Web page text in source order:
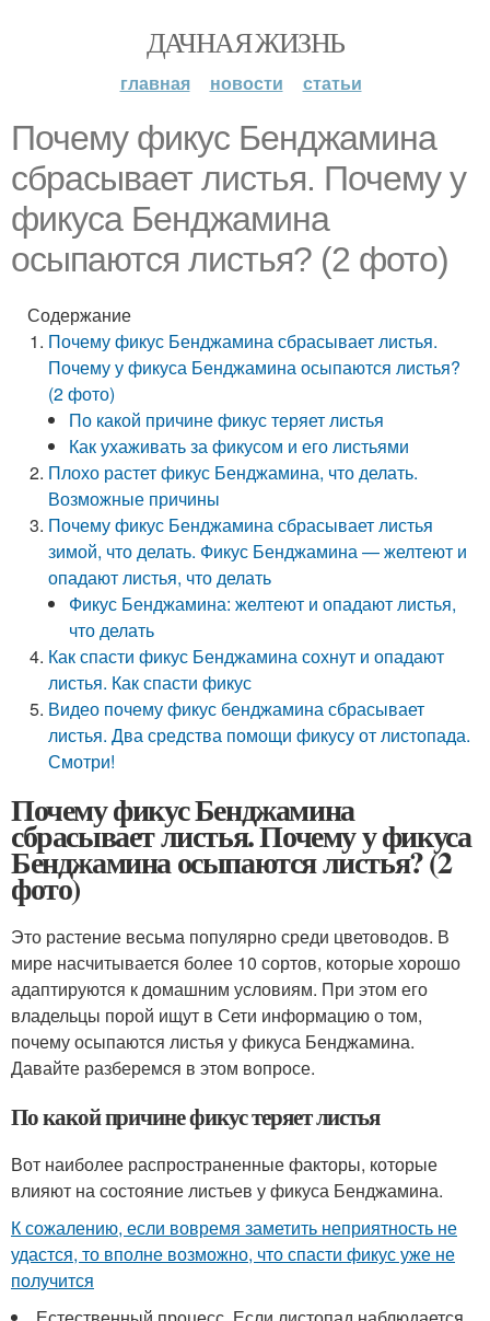
ДАЧНАЯ ЖИЗНЬ
главная новости статьи
Почему фикус Бенджамина
сбрасывает листья. Почему у
фикуса Бенджамина
осыпаются листья? (2 фото)
Содержание
Почему фикус Бенджамина сбрасывает листья.
Почему у фикуса Бенджамина осыпаются листья?
(2 фото)
По какой причине фикус теряет листья
Как ухаживать за фикусом и его листьями
Плохо растет фикус Бенджамина, что делать.
Возможные причины
Почему фикус Бенджамина сбрасывает листья
зимой, что делать. Фикус Бенджамина — желтеют и
опадают листья, что делать
Фикус Бенджамина: желтеют и опадают листья,
что делать
Как спасти фикус Бенджамина сохнут и опадают
листья. Как спасти фикус
Видео почему фикус бенджамина сбрасывает
листья. Два средства помощи фикусу от листопада.
Смотри!
Почему фикус Бенджамина
сбрасывает листья. Почему у фикуса
Бенджамина осыпаются листья? (2
фото)
Это растение весьма популярно среди цветоводов. В
мире насчитывается более 10 сортов, которые хорошо
адаптируются к домашним условиям. При этом его
владельцы порой ищут в Сети информацию о том,
почему осыпаются листья у фикуса Бенджамина.
Давайте разберемся в этом вопросе.
По какой причине фикус теряет листья
Вот наиболее распространенные факторы, которые
влияют на состояние листьев у фикуса Бенджамина.
К сожалению, если вовремя заметить неприятность не
удастся, то вполне возможно, что спасти фикус уже не
получится